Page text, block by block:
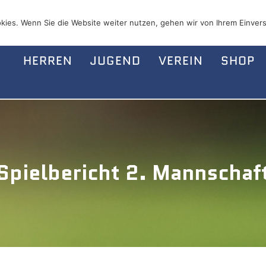
HERREN JUGEND VEREIN SHOP
2.
Wenn Sie die Website weiter nutzen, gehen wir von Ihrem